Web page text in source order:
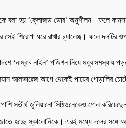
বলা হয় ‘ক্লোজড ডোর’ অনুশীলন। ফলে
শিরোপা ধরে রাখার চ্যালেঞ্জ। ফলে
‘নাম্বার নাইন’ পজিশন নিয়ে মধুর সমস্যায়
আলভারেজ আগে থেকেই পায়ের গোড়ালির
সতীর্থ জুলিয়ানো সিমিওনেকেও গোল
হচ্ছে স্কালোনিকে। এরই মধ্যে দলের